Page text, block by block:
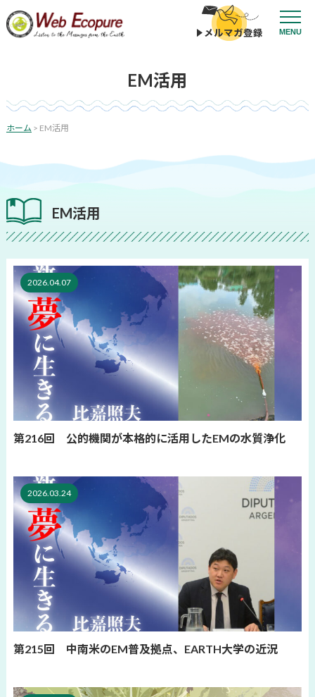
MENU
ン
キ
ッ
EM活用
ホーム > EM活用
EM活用
2026.04.07
第216回 公的機関が本格的に活用したEMの水質浄化
2026.03.24
第215回 中南米のEM普及拠点、EARTH大学の近況
投
の
ー
ジ
送